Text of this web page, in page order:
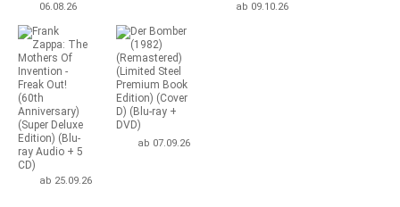
06.08.26 ab 09.10.26
ab 25.09.26
ab 07.09.26